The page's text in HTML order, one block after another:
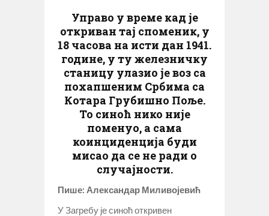
Управо у време кад је
откриван тај споменик, у
18 часова на исти дан 1941.
године, у ту железничку
станицу улазио је воз са
похапшеним Србима са
Котара Грубишно Поље.
То синоћ нико није
поменуо, а сама
коинциденција буди
мисао да се не ради о
случајности.
Пише: Александар Миливојевић
У Загребу је синоћ откривен